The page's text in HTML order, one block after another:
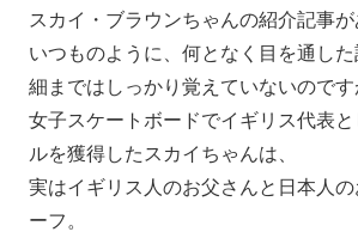
スカイ・ブラウンちゃんの紹介記事が
いつものように、何となく目を通し
細まではしっかり覚えていないので
女子スケートボードでイギリス代表
ルを獲得したスカイちゃんは、
実はイギリス人のお父さんと日本人
ーフ。